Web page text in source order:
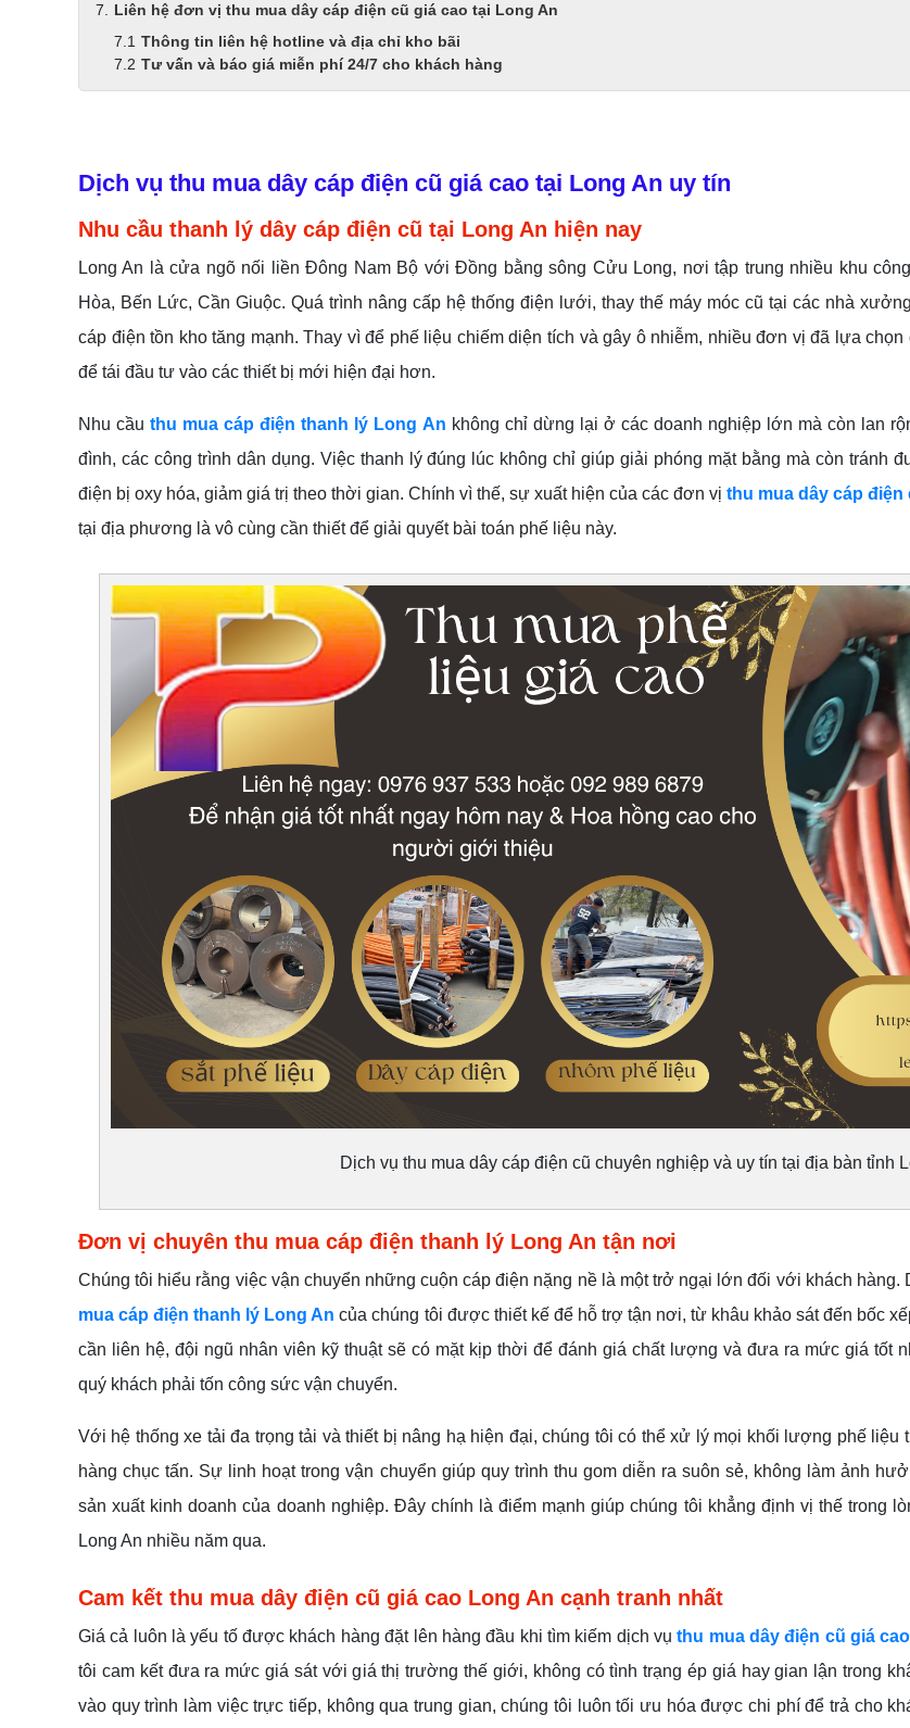
Liên hệ đơn vị thu mua dây cáp điện cũ giá cao tại Long An
Thông tin liên hệ hotline và địa chỉ kho bãi
Tư vấn và báo giá miễn phí 24/7 cho khách hàng
Dịch vụ thu mua dây cáp điện cũ giá cao tại Long An uy tín
Nhu cầu thanh lý dây cáp điện cũ tại Long An hiện nay
Long An là cửa ngõ nối liền Đông Nam Bộ với Đồng bằng sông Cửu Long, nơi tập trung nhiều khu
Hòa, Bến Lức, Cần Giuộc. Quá trình nâng cấp hệ thống điện lưới, thay thế máy móc cũ tại các nhà
cáp điện tồn kho tăng mạnh. Thay vì để phế liệu chiếm diện tích và gây ô nhiễm, nhiều đơn vị đã lựa
để tái đầu tư vào các thiết bị mới hiện đại hơn.
Nhu cầuthu mua cáp điện thanh lý Long An không chỉ dừng lại ở các doanh nghiệp lớn mà còn lan
đình, các công trình dân dụng. Việc thanh lý đúng lúc không chỉ giúp giải phóng mặt bằng mà còn tránh
điện bị oxy hóa, giảm giá trị theo thời gian. Chính vì thế, sự xuất hiện của các đơn vịthu mua dây cáp điện
tại địa phương là vô cùng cần thiết để giải quyết bài toán phế liệu này.
Dịch vụ thu mua dây cáp điện cũ chuyên nghiệp và uy tín tại địa bàn tỉnh
Đơn vị chuyên thu mua cáp điện thanh lý Long An tận nơi
Chúng tôi hiểu rằng việc vận chuyển những cuộn cáp điện nặng nề là một trở ngại lớn đối với khách hàng.
mua cáp điện thanh lý Long An của chúng tôi được thiết kế để hỗ trợ tận nơi, từ khâu khảo sát đến bốc
cần liên hệ, đội ngũ nhân viên kỹ thuật sẽ có mặt kịp thời để đánh giá chất lượng và đưa ra mức giá tốt
quý khách phải tốn công sức vận chuyển.
Với hệ thống xe tải đa trọng tải và thiết bị nâng hạ hiện đại, chúng tôi có thể xử lý mọi khối lượng phế liệu
hàng chục tấn. Sự linh hoạt trong vận chuyển giúp quy trình thu gom diễn ra suôn sẻ, không làm ảnh
sản xuất kinh doanh của doanh nghiệp. Đây chính là điểm mạnh giúp chúng tôi khẳng định vị thế trong
Long An nhiều năm qua.
Cam kết thu mua dây điện cũ giá cao Long An cạnh tranh nhất
Giá cả luôn là yếu tố được khách hàng đặt lên hàng đầu khi tìm kiếm dịch vụthu mua dây điện cũ giá
tôi cam kết đưa ra mức giá sát với giá thị trường thế giới, không có tình trạng ép giá hay gian lận trong
vào quy trình làm việc trực tiếp, không qua trung gian, chúng tôi luôn tối ưu hóa được chi phí để trả cho